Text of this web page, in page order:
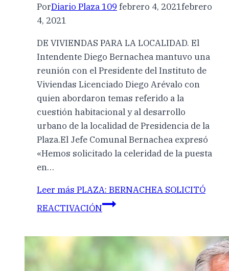
PorDiario Plaza 109 febrero 4, 2021febrero
4, 2021
DE VIVIENDAS PARA LA LOCALIDAD. El
Intendente Diego Bernachea mantuvo una
reunión con el Presidente del Instituto de
Viviendas Licenciado Diego Arévalo con
quien abordaron temas referido a la
cuestión habitacional y al desarrollo
urbano de la localidad de Presidencia de la
Plaza.El Jefe Comunal Bernachea expresó
«Hemos solicitado la celeridad de la puesta
en…
Leer más PLAZA: BERNACHEA SOLICITÓ
REACTIVACIÓN